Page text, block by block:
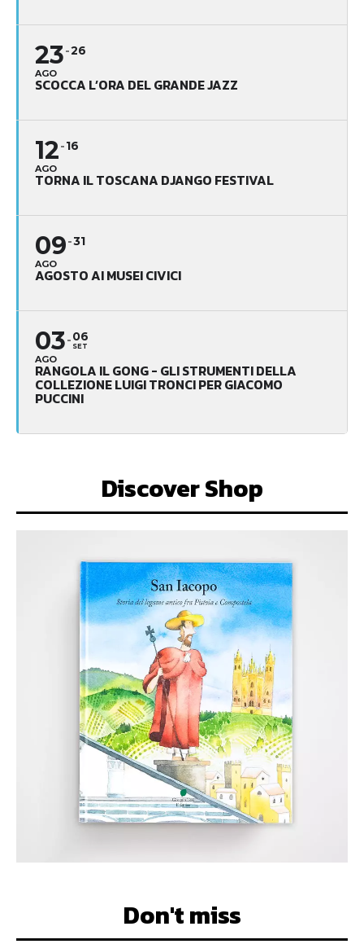
23
AGO
26
SCOCCA L’ORA DEL GRANDE JAZZ
12
AGO
16
TORNA IL TOSCANA DJANGO FESTIVAL
09
AGO
31
AGOSTO AI MUSEI CIVICI
03
AGO
06
SET
RANGOLA IL GONG - GLI STRUMENTI DELLA
COLLEZIONE LUIGI TRONCI PER GIACOMO
PUCCINI
Discover Shop
Don't miss